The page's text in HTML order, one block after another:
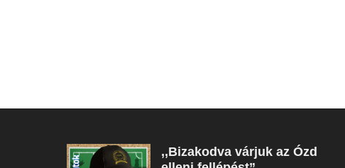
,,Bizakodva várjuk az Ózd